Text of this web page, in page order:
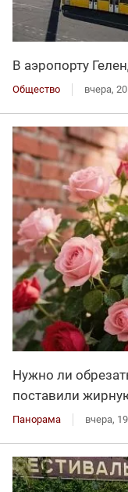
В аэропорту
Общество вчера,
Нужно ли
поставили
Панорама вчера,